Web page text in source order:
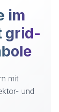
im
grid-
mit
und